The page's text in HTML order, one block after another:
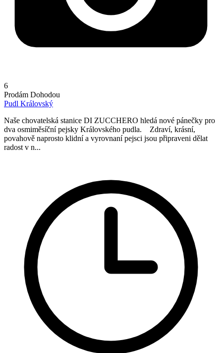
6
Prodám Dohodou
Pudl Královský
Naše chovatelská stanice DI ZUCCHERO hledá nové pánečky pro
dva osmiměsíční pejsky Královského pudla. Zdraví, krásní,
povahově naprosto klidní a vyrovnaní pejsci jsou připraveni dělat
radost v n...